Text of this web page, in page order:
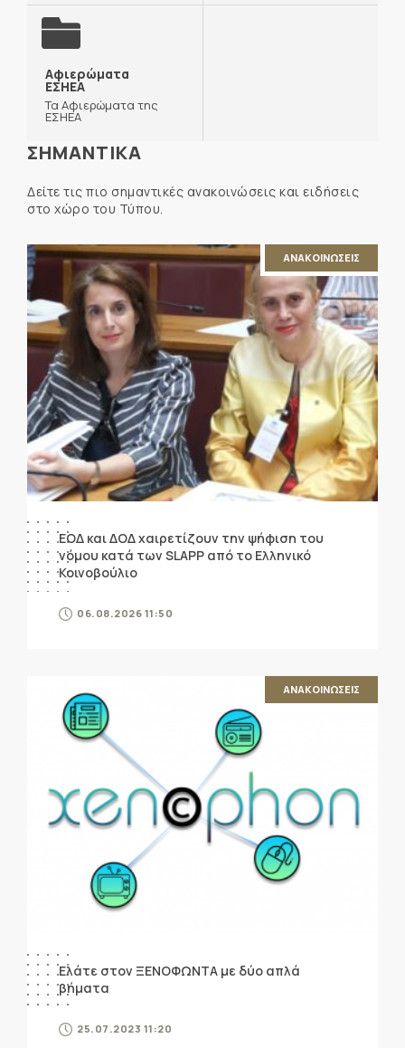
Αφιερώματα
ΕΣΗΕΑ
Τα Αφιερώματα της
ΕΣΗΕΑ
ΣΗΜΑΝΤΙΚΑ
Δείτε τις πιο σημαντικές ανακοινώσεις και ειδήσεις
στο χώρο του Τύπου.
ΑΝΑΚΟΙΝΩΣΕΙΣ
ΕΟΔ και ΔΟΔ χαιρετίζουν την ψήφιση του
νόμου κατά των SLAPP από το Ελληνικό
Κοινοβούλιο
06.08.2026 11:50
ΑΝΑΚΟΙΝΩΣΕΙΣ
Ελάτε στον ΞΕΝΟΦΩΝΤΑ με δύο απλά
βήματα
25.07.2023 11:20